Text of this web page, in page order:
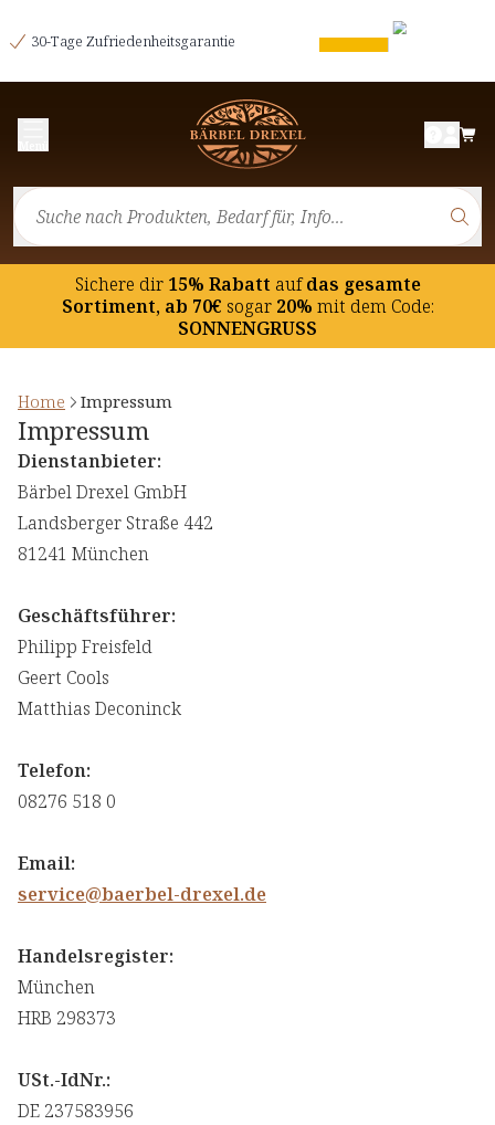
30-Tage Zufriedenheitsgarantie
Sichere dir15% Rabatt aufdas gesamte
Sortiment, ab 70€ sogar20% mit dem Code:
SONNENGRUSS
Home Impressum
Impressum
Dienstanbieter:
Bärbel Drexel GmbH
⁠Landsberger Straße 442
⁠81241 München
Geschäftsführer:
Philipp Freisfeld
Geert ⁠Cools
⁠Matthias Deconinck
Telefon:
08276 518 0
Email:
service@baerbel-drexel.de
Handelsregister:
München
HRB 298373
USt.-IdNr.:
DE 237583956